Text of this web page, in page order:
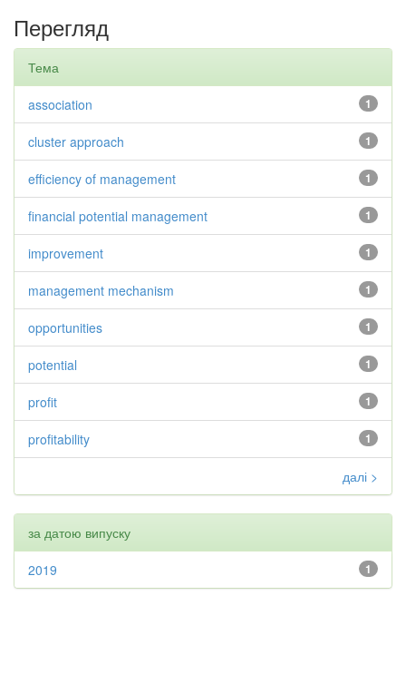
Перегляд
Тема
1
association
1
cluster approach
1
efficiency of management
1
financial potential management
1
improvement
1
management mechanism
1
opportunities
1
potential
1
profit
1
profitability
далі >
за датою випуску
1
2019